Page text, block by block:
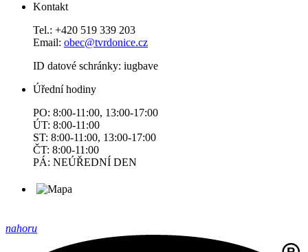
Kontakt
Tel.: +420 519 339 203
Email: obec@tvrdonice.cz
ID datové schránky: iugbave
Úřední hodiny
PO: 8:00-11:00, 13:00-17:00
ÚT: 8:00-11:00
ST: 8:00-11:00, 13:00-17:00
ČT: 8:00-11:00
PÁ: NEÚŘEDNÍ DEN
nahoru